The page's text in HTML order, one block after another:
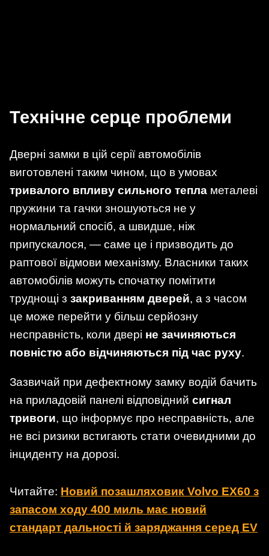
Технічне серце проблеми
Дверні замки в цій серії автомобілів
виготовлені таким чином, що в умовах
тривалого впливу сильного тепла металеві
пружини та гачки зношуються не у
нормальний спосіб, а швидше, ніж
припускалося, — саме це і призводить до
раптової відмови механізму. Власники таких
автомобілів можуть спочатку помітити
труднощі з закриванням дверей, а з часом
це може перейти у більш серйозну
несправність, коли двері не зачиняються
повністю або відчиняються під час руху.
Зазвичай при дефектному замку водій бачить
на приладовій панелі відповідний сигнал
тривоги, що інформує про несправність, але
не всі ризики встигають стати очевидними до
інциденту на дорозі.
Читайте: Новий позашляховик Volvo EX60 з
запасом ходу 400 миль має новий
стандарт дальності й заряджання серед EV